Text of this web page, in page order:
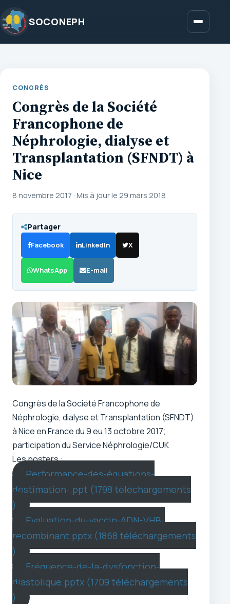
au
contenu
SOCONEPH Menu
CONGRÈS
Congrès de la Société
Francophone de
Néphrologie, dialyse et
Transplantation (SFNDT) à
Nice
8 novembre 2017 · Mis à jour le 29 mars 2018
Partager
Facebook LinkedIn X
WhatsApp E-mail
Congrès de la Société Francophone de
Néphrologie, dialyse et Transplantation (SFNDT)
à Nice en France du 9 eu 13 octobre 2017;
participation du Service Néphrologie/CUK
Les posters :
Performance-des-équations-
destimation-.ppt (1798 téléchargements
)
Evaluation-du-vaccin-ADN-VHB-
recombinant.pptx (1868 téléchargements
)
Fréquence-de-la-dysfonction-
diastolique.pptx (1709 téléchargements
)